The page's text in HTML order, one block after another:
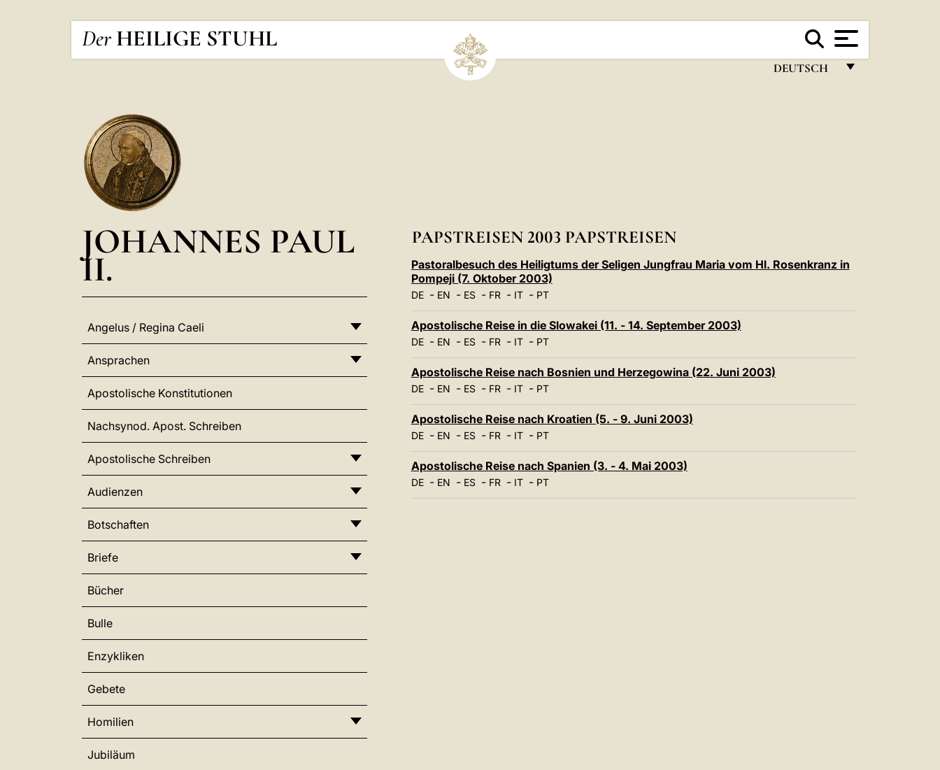
Der HEILIGE STUHL
DEUTSCH
POLSKI
中文
JOHANNES PAUL
II.
Angelus / Regina Caeli
Ansprachen
Apostolische Konstitutionen
Nachsynod. Apost. Schreiben
Apostolische Schreiben
Audienzen
Botschaften
Briefe
Bücher
Bulle
Enzykliken
Gebete
Homilien
Jubiläum
PAPSTREISEN 2003 PAPSTREISEN
Pastoralbesuch des Heiligtums der Seligen Jungfrau Maria vom Hl. Rosenkranz in
Pompeji (7. Oktober 2003)
DE- EN - ES- FR- IT- PT
Apostolische Reise in die Slowakei (11. - 14. September 2003)
DE- EN - ES- FR- IT- PT
Apostolische Reise nach Bosnien und Herzegowina (22. Juni 2003)
DE- EN - ES- FR- IT- PT
Apostolische Reise nach Kroatien (5. - 9. Juni 2003)
DE- EN - ES- FR- IT- PT
Apostolische Reise nach Spanien (3. - 4. Mai 2003)
DE- EN - ES- FR- IT- PT